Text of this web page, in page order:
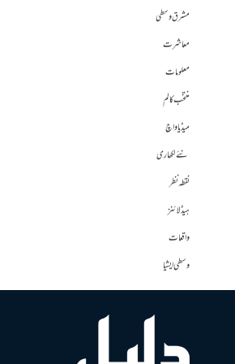
مشرق وسطی
معاشرت
معلومات
منتخب کالم
میڈیا واچ
نئے لکھاری
نقطہ نظر
ہیڈلائنز
واقعات
وسطی ایشیا